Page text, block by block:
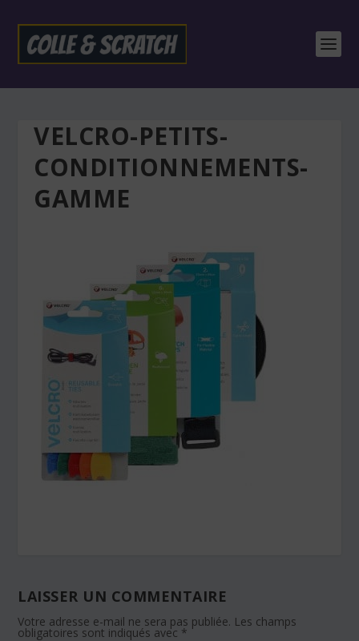
VELCRO-PETITS-
CONDITIONNEMENTS-
GAMME
LAISSER UN COMMENTAIRE
Votre adresse e-mail ne sera pas publiée. Les champs
obligatoires sont indiqués avec *